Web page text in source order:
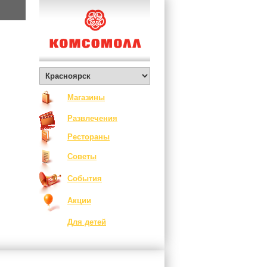
Магазины
Развлечения
Рестораны
Советы
События
Акции
Для детей